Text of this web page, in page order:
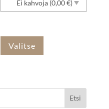
Valitse
Etsi